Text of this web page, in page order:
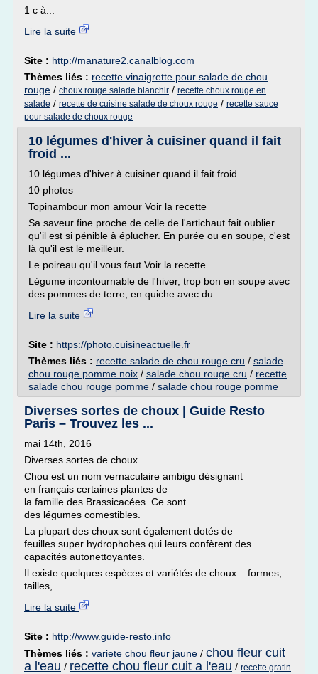
1 c à...
Lire la suite
Site : http://manature2.canalblog.com
Thèmes liés : recette vinaigrette pour salade de chou
rouge / choux rouge salade blanchir / recette choux rouge en
salade / recette de cuisine salade de choux rouge / recette sauce
pour salade de choux rouge
10 légumes d'hiver à cuisiner quand il fait
froid ...
10 légumes d'hiver à cuisiner quand il fait froid
10 photos
Topinambour mon amour Voir la recette
Sa saveur fine proche de celle de l'artichaut fait oublier
qu'il est si pénible à éplucher. En purée ou en soupe, c'est
là qu'il est le meilleur.
Le poireau qu'il vous faut Voir la recette
Légume incontournable de l'hiver, trop bon en soupe avec
des pommes de terre, en quiche avec du...
Lire la suite
Site : https://photo.cuisineactuelle.fr
Thèmes liés : recette salade de chou rouge cru / salade
chou rouge pomme noix / salade chou rouge cru / recette
salade chou rouge pomme / salade chou rouge pomme
Diverses sortes de choux | Guide Resto
Paris – Trouvez les ...
mai 14th, 2016
Diverses sortes de choux
Chou est un nom vernaculaire ambigu désignant
en français certaines plantes de
la famille des Brassicacées. Ce sont
des légumes comestibles.
La plupart des choux sont également dotés de
feuilles super hydrophobes qui leurs confèrent des
capacités autonettoyantes.
Il existe quelques espèces et variétés de choux : formes,
tailles,...
Lire la suite
Site : http://www.guide-resto.info
Thèmes liés : variete chou fleur jaune / chou fleur cuit
a l'eau / recette chou fleur cuit a l'eau / recette gratin